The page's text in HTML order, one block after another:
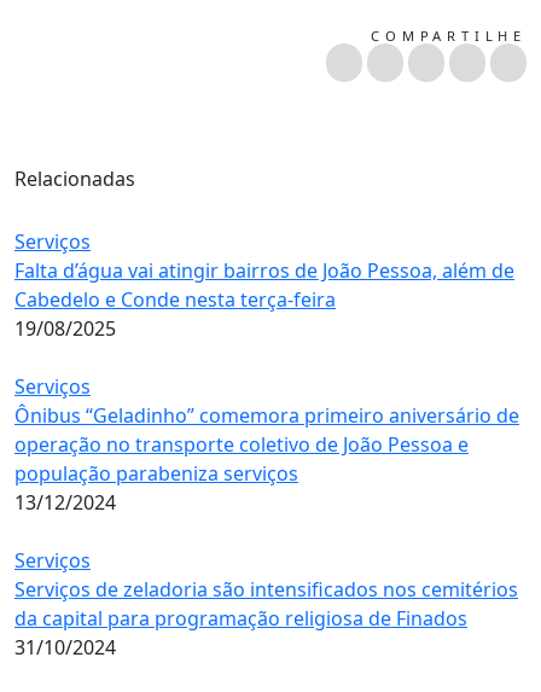
COMPARTILHE
Relacionadas
Serviços
Falta d’água vai atingir bairros de João Pessoa, além de
Cabedelo e Conde nesta terça-feira
19/08/2025
Serviços
Ônibus “Geladinho” comemora primeiro aniversário de
operação no transporte coletivo de João Pessoa e
população parabeniza serviços
13/12/2024
Serviços
Serviços de zeladoria são intensificados nos cemitérios
da capital para programação religiosa de Finados
31/10/2024